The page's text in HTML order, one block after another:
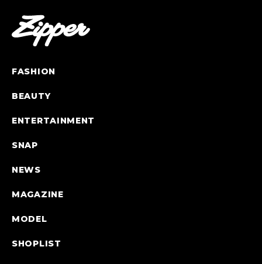
FASHION
BEAUTY
ENTERTAINMENT
SNAP
NEWS
MAGAZINE
MODEL
SHOPLIST